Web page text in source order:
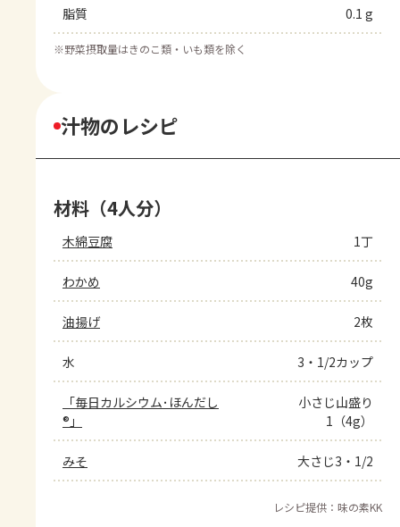
脂質 0.1 g
※野菜摂取量はきのこ類・いも類を除く
汁物のレシピ
材料（4人分）
木綿豆腐 1丁
わかめ 40g
油揚げ 2枚
水 3・1/2カップ
「毎日カルシウム･ほんだし
®」
小さじ山盛り
1（4g）
みそ 大さじ3・1/2
レシピ提供：味の素KK